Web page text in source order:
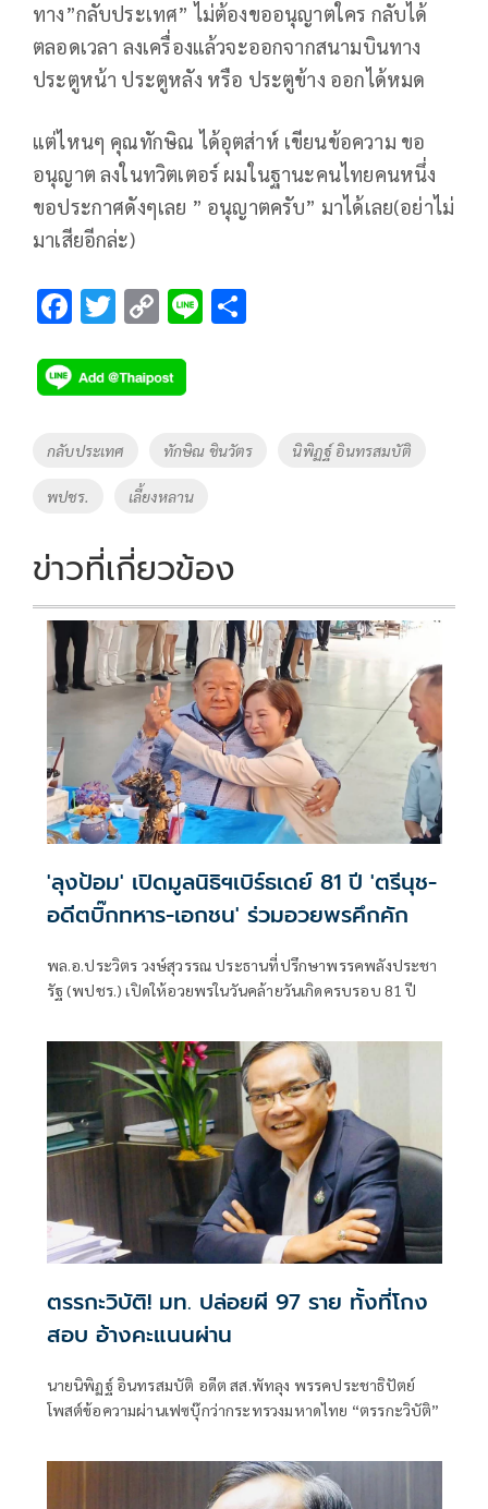
ทาง”กลับประเทศ” ไม่ต้องขออนุญาตใคร กลับได้
ตลอดเวลา ลงเครื่องแล้วจะออกจากสนามบินทาง
ประตูหน้า ประตูหลัง หรือ ประตูข้าง ออกได้หมด
แต่ไหนๆ คุณทักษิณ ได้อุตส่าห์ เขียนข้อความ ขอ
อนุญาต ลงในทวิตเตอร์ ผมในฐานะคนไทยคนหนึ่ง
ขอประกาศดังๆเลย ” อนุญาตครับ” มาได้เลย(อย่าไม่
มาเสียอีกล่ะ)
F
e
b
o
o
k
T
tt
er
C
p
y
Li
k
Li
Tags
กลับประเทศ ทักษิณ ชินวัตร นิพิฏฐ์ อินทรสมบัติ
พปชร. เลี้ยงหลาน
ข่าวที่เกี่ยวข้อง
'ลุงป้อม' เปิดมูลนิธิฯเบิร์ธเดย์ 81 ปี 'ตรีนุช-
อดีตบิ๊กทหาร-เอกชน' ร่วมอวยพรคึกคัก
พล.อ.ประวิตร วงษ์สุวรรณ ประธานที่ปรึกษาพรรคพลังประชา
รัฐ (พปชร.) เปิดให้อวยพรในวันคล้ายวันเกิดครบรอบ 81 ปี
ตรรกะวิบัติ! มท. ปล่อยผี 97 ราย ทั้งที่โกง
สอบ อ้างคะแนนผ่าน
นายนิพิฏฐ์ อินทรสมบัติ อดีต สส.พัทลุง พรรคประชาธิปัตย์
โพสต์ข้อความผ่านเฟซบุ๊กว่ากระทรวงมหาดไทย “ตรรกะวิบัติ”